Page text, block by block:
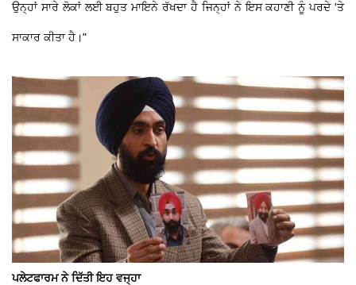
ਉਨ੍ਹਾਂ ਸਾਰੇ ਲੋਕਾਂ ਲਈ ਬਹੁਤ ਮਾਇਨੇ ਰੱਖਦਾ ਹੈ ਜਿਨ੍ਹਾਂ ਨੇ ਇਸ ਕਹਾਣੀ ਨੂੰ ਪਰਦੇ 'ਤੇ
ਸਾਕਾਰ ਕੀਤਾ ਹੈ।"
ਪਲੇਟਫਾਰਮ ਨੇ ਦਿੱਤੀ ਇਹ ਵਜ੍ਹਾ